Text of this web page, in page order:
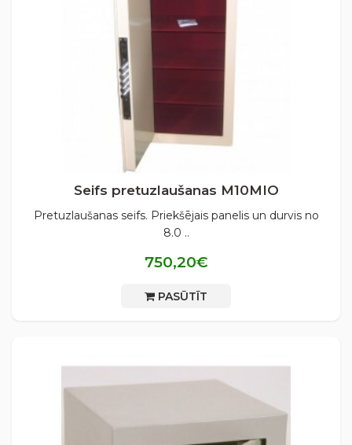
Seifs pretuzlaušanas М10MIO
Pretuzlaušanas seifs. Priekšējais panelis un durvis no
8.0 ..
750,20€
PASŪTĪT